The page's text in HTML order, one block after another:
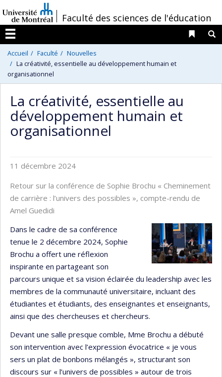
au
contenu
/Faculté des sciences de l'éducation
Menu
Liens
Accueil Faculté
Nouvelles
La créativité, essentielle au développement humain et
organisationnel
La créativité, essentielle au
développement humain et
organisationnel
11 décembre 2024
Retour sur la conférence de Sophie Brochu « Cheminement
de carrière : l’univers des possibles », compte-rendu de
Amel Guedidi
Dans le cadre de sa conférence
tenue le 2 décembre 2024, Sophie
Brochu a offert une réflexion
inspirante en partageant son
parcours unique et sa vision éclairée du leadership avec les
membres de la communauté universitaire, incluant des
étudiantes et étudiants, des enseignantes et enseignants,
ainsi que des chercheuses et chercheurs.
Devant une salle presque comble, Mme Brochu a débuté
son intervention avec l’expression évocatrice « je vous
sers un plat de bonbons mélangés », structurant son
discours sur « l’univers de possibles » autour de trois